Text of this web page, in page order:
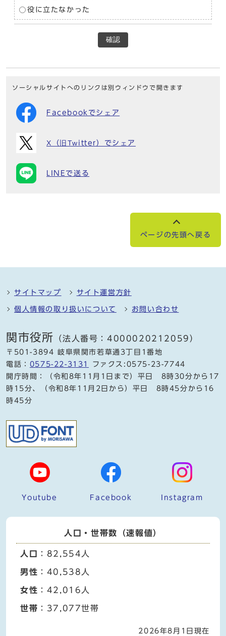
役に立たなかった
確認
ソーシャルサイトへのリンクは別ウィンドウで開きます
Facebookでシェア
X（旧Twitter）でシェア
LINEで送る
ページの先頭へ戻る
サイトマップ サイト運営方針
個人情報の取り扱いについて お問い合わせ
関市役所 （法人番号：4000020212059）
〒501-3894 岐阜県関市若草通3丁目1番地
電話： 0575-22-3131
ファクス:0575-23-7744
開庁時間：（令和8年11月1日まで）平日 8時30分から17
時15分、（令和8年11月2日から）平日 8時45分から16
時45分
Youtube Facebook Instagram
人口・世帯数（速報値）
人口 ：82,554人
男性 ：40,538人
女性 ：42,016人
世帯 ：37,077世帯
2026年8月1日現在